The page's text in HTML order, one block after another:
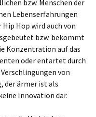
bzw. Menschen der
Lebenserfahrungen
Hop wird auch von
bzw. bekommt
Konzentration auf das
oder entartet durch
von
der ärmer ist als
Innovation dar.